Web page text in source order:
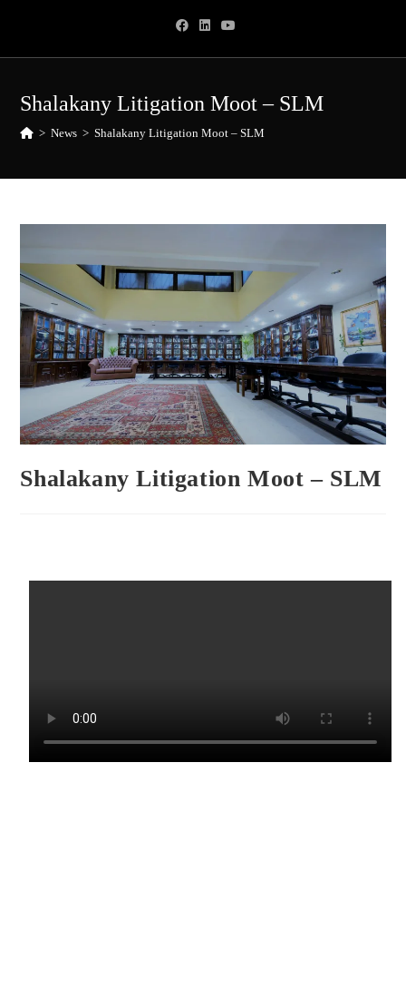
content
Shalakany Litigation Moot – SLM
> News > Shalakany Litigation Moot – SLM
Shalakany Litigation Moot – SLM